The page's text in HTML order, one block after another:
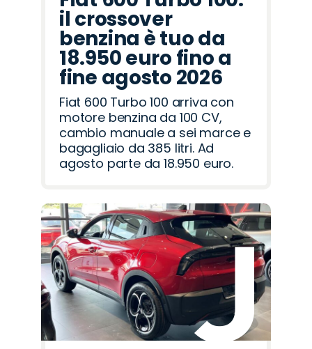
il crossover
benzina è tuo da
18.950 euro fino a
fine agosto 2026
Fiat 600 Turbo 100 arriva con
motore benzina da 100 CV,
cambio manuale a sei marce e
bagagliaio da 385 litri. Ad
agosto parte da 18.950 euro.